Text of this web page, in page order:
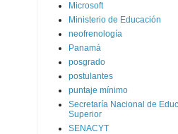
Microsoft
Ministerio de Educación
neofrenología
Panamá
posgrado
postulantes
puntaje mínimo
Secretaría Nacional de
Superior
SENACYT